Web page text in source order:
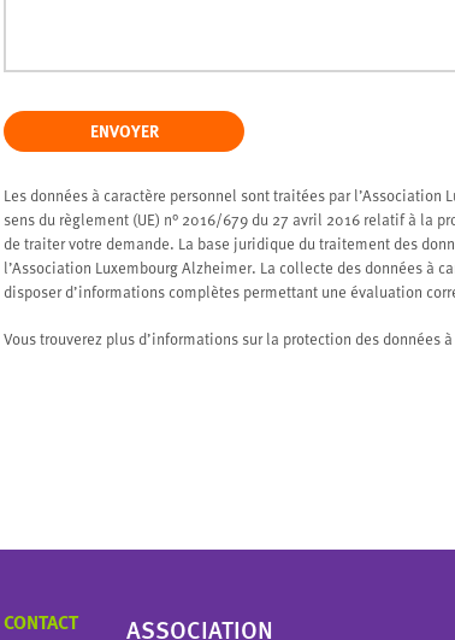
ENVOYER
Les données à caractère personnel sont traitées par l’Association
sens du règlement (UE) n° 2016/679 du 27 avril 2016 relatif à la
de traiter votre demande. La base juridique du traitement des
l’Association Luxembourg Alzheimer. La collecte des données à
disposer d’informations complètes permettant une évaluation
Vous trouverez plus d’informations sur la protection des données à
CONTACT ASSOCIATION